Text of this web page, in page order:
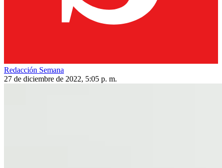
Redacción Semana
27 de diciembre de 2022, 5:05 p. m.